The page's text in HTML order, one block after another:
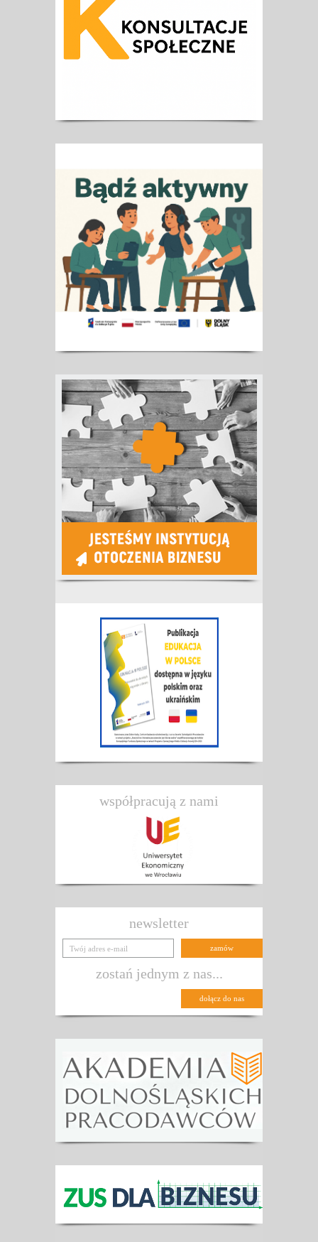
współpracują z nami
newsletter
zostań jednym z nas...